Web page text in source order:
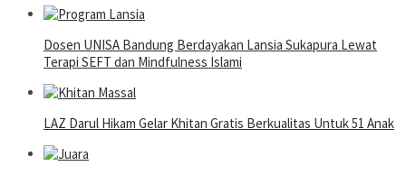
Dosen UNISA Bandung Berdayakan Lansia Sukapura Lewat
Terapi SEFT dan Mindfulness Islami
LAZ Darul Hikam Gelar Khitan Gratis Berkualitas Untuk 51 Anak